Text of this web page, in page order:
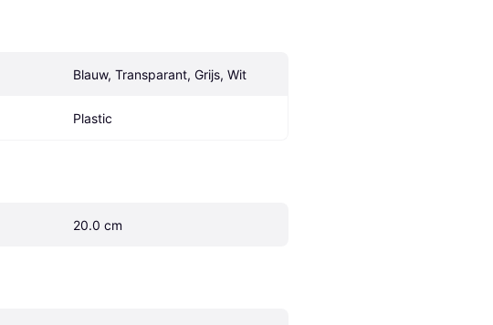
Blauw, Transparant, Grijs, Wit
Plastic
20.0 cm